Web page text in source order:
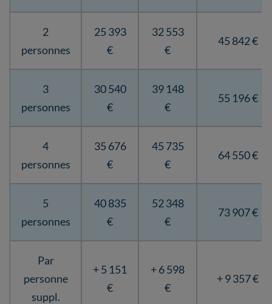
2
personnes
25 393
€
32 553
€
45 842 €
3
personnes
30 540
€
39 148
€
55 196 €
4
personnes
35 676
€
45 735
€
64 550 €
5
personnes
40 835
€
52 348
€
73 907 €
Par
personne
suppl.
+ 5 151
€
+ 6 598
€
+ 9 357 €